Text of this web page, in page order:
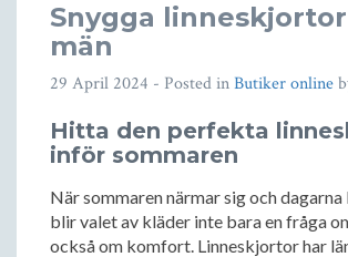
Snygga
män
29 April 2024 - Posted inButiker online
Hitta den perfekta
inför sommaren
När sommaren närmar sig och
blir valet av kläder inte bara en fråga
också om komfort. Linneskjortor har